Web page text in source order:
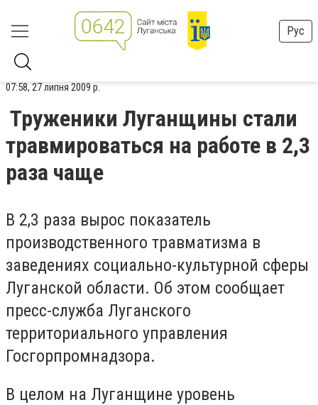
Рус
07:58, 27 липня 2009 р.
Труженики Луганщины стали
травмироваться на работе в 2,3
раза чаще
В 2,3 раза вырос показатель
производственного травматизма в
заведениях социально-культурной сферы
Луганской области. Об этом сообщает
пресс-служба Луганского
территориального управления
Госгорпромнадзора.
В целом на Луганщине уровень